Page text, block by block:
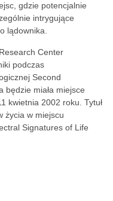
gdzie potencjalnie
intrygujące
lądownika.
Center
podczas
Second
będzie miała miejsce
kwietnia 2002 roku. Tytuł
życia w miejscu
Signatures of Life